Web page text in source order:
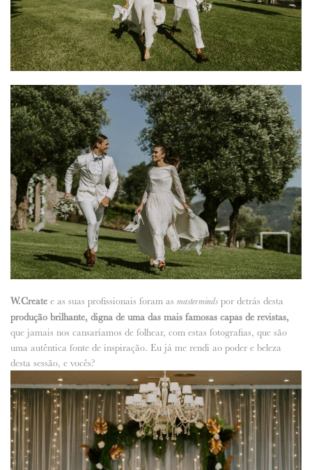
W.Create e as suas profissionais foram as mastermindspor detrás desta
produção brilhante, digna de uma das mais famosas capas de revistas,
que jamais nos cansaríamos de folhear, com estas fotografias, que são
uma autêntica fonte de inspiração. Eu já me rendi ao poder e beleza
desta sessão, e vocês?